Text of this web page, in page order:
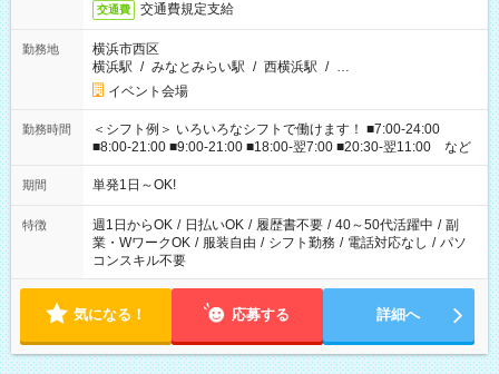
交通費 交通費規定支給
勤務地
横浜市西区
横浜駅 / みなとみらい駅 / 西横浜駅 / …
イベント会場
勤務時間
＜シフト例＞ いろいろなシフトで働けます！ ■7:00-24:00
■8:00-21:00 ■9:00-21:00 ■18:00-翌7:00 ■20:30-翌11:00 など
期間 単発1日～OK!
特徴 週1日からOK / 日払いOK / 履歴書不要 / 40～50代活躍中 / 副
業・WワークOK / 服装自由 / シフト勤務 / 電話対応なし / パソ
コンスキル不要
気になる！ 応募する 詳細へ